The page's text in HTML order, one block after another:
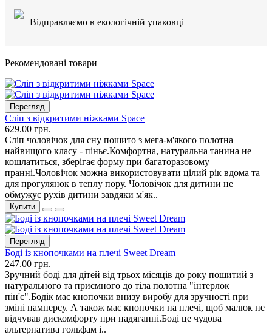
Відправляємо в екологічній упаковці
Рекомендовані товари
Перегляд
Сліп з відкритими ніжками Space
629.00 грн.
Сліп чоловічок для сну пошито з мега-м'якого полотна
найвищого класу - піньє.Комфортна, натуральна танина не
кошлатиться, зберігає форму при багаторазовому
пранні.Чоловічок можна використовувати цілий рік вдома та
для прогулянок в теплу пору. Чоловічок для дитини не
обмужує рухів дитини завдяки м'як..
Купити
Перегляд
Боді із кнопочками на плечі Sweet Dream
247.00 грн.
Зручний боді для дітей від трьох місяців до року пошитий з
натурального та приємного до тіла полотна "інтерлок
пін'є".Бодік має кнопочки внизу виробу для зручності при
зміні памперсу. А також має кнопочки на плечі, щоб малюк не
відчував дискомфорту при надяганні.Боді це чудова
альтернатива гольфам і..